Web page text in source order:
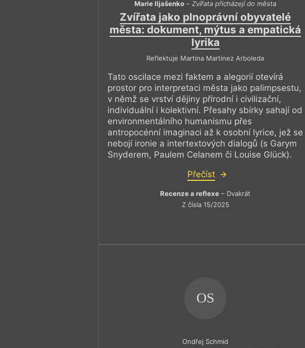
nepoužitelného.
Protože kdyby nebylo literárních rezidencí a další
institucionální podpory, kdo ví, zda by vůbec vznikla
například tak skvělá básnická kniha, jako je
přicházejí do města Marie Iljašenko, které – a jejíž autorce
jak řečeno výše, formální dovednosti – a v tomto případě
musíme dodat ještě rešerše a sebevzdělávání. To všechno
stojí hrůzu času. O tom je celou dobu řeč, o ničem
složitějším. A na závěr svůj minule daný slib ještě jednou
zopakuji: ještě se k tomu vrátíme.
Přeji vám, milí čtenáři a čtenářky, nepodmíněné základní
čtení.
Marie Iljašenko – Zvířata přicházejí do města
Zvířata jako plnoprávní obyvatelé
města: dokument, mýtus a empatická
lyrika
Reflektuje Martina Martinez Arboleda
Tato oscilace mezi faktem a alegorií otevírá
prostor pro interpretaci města jako palimpsestu,
v němž se vrství dějiny přírodní i civilizační,
individuální i kolektivní. Přesahy sbírky sahají od
environmentálního humanismu přes
antropocénní imaginaci až k osobní lyrice, jež se
nebojí ironie a intertextových dialogů (s Garym
Snyderem, Paulem Celanem či Louise Glück).
Přečíst
Recenze a reflexe – Dvakrát
Z čísla 15/2025
OS
Ondřej Schmid